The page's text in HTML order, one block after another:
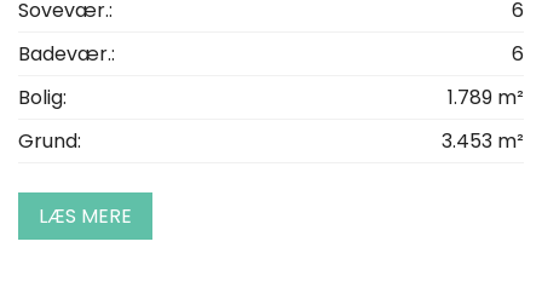
Sovevær.:
6
Badevær.:
6
Bolig:
1.789 m²
Grund:
3.453 m²
LÆS MERE